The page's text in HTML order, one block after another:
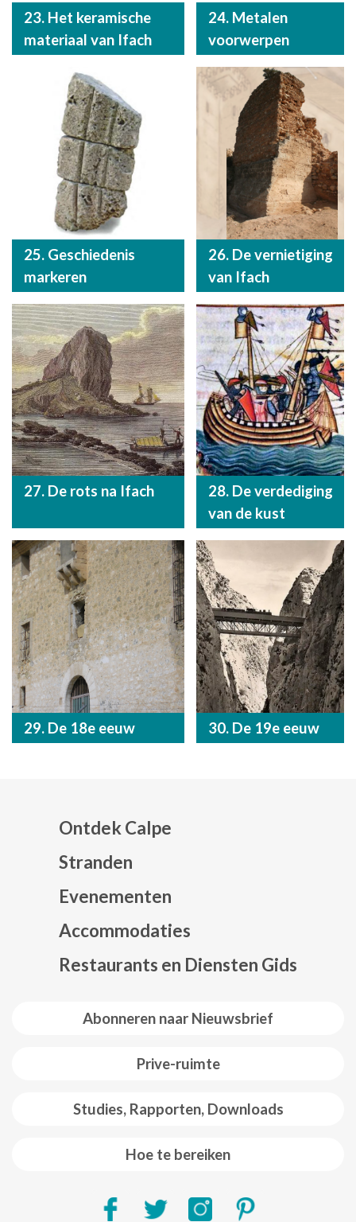
23. Het keramische
materiaal van Ifach
24. Metalen
voorwerpen
25. Geschiedenis
markeren
26. De vernietiging
van Ifach
27. De rots na Ifach
28. De verdediging
van de kust
29. De 18e eeuw 30. De 19e eeuw
Abonneren naar Nieuwsbrief
Prive-ruimte
Studies, Rapporten, Downloads
Hoe te bereiken
Ontdek Calpe
Stranden
Evenementen
Accommodaties
Restaurants en Diensten Gids